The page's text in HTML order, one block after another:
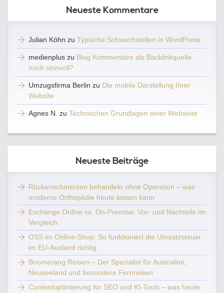
Neueste Kommentare
Julian Köhn zu Typische Schwachstellen in WordPress
medienplus zu Blog Kommentare als Backlinkquelle
noch sinnvoll?
Umzugsfirma Berlin zu Die mobile Darstellung Ihrer
Website
Agnes N. zu Technischen Grundlagen einer Webseite
Neueste Beiträge
Rückenschmerzen behandeln ohne Operation – was
moderne Orthopädie heute leisten kann
Exchange Online vs. On-Premise: Vor- und Nachteile im
Vergleich
OSS im Online-Shop: So funktioniert die Umsatzsteuer
im EU-Ausland richtig
Boomerang Reisen – Der Spezialist für Australien,
Neuseeland und besondere Fernreisen
Contentoptimierung für SEO und KI-Tools – was heute